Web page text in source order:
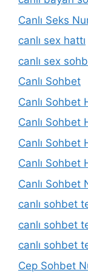
Canlı Seks
canlı sex hattı
canlı sex
Canlı Sohbet
Canlı Sohbet
Canlı Sohbet
Canlı Sohbet
Canlı Sohbet
Canlı Sohbet
canlı sohbet
canlı sohbet
canlı sohbet
Cep Sohbet